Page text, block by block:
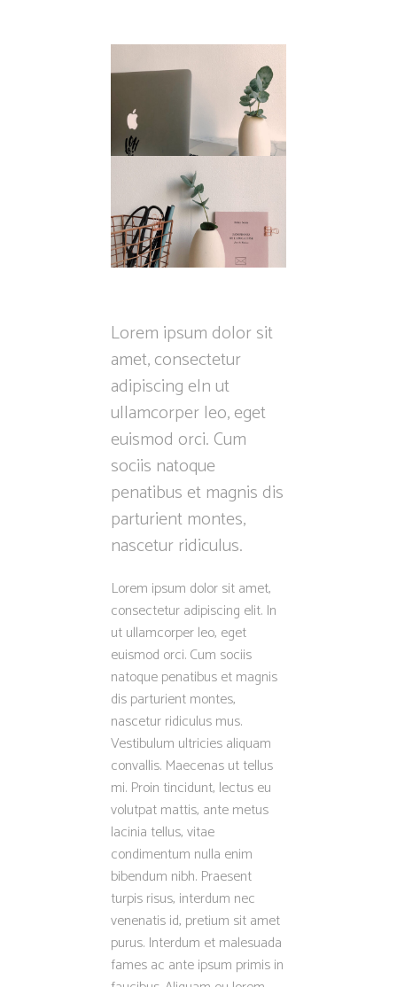
Lorem ipsum dolor sit
amet, consectetur
adipiscing eln ut
ullamcorper leo, eget
euismod orci. Cum
sociis natoque
penatibus et magnis dis
parturient montes,
nascetur ridiculus.
Lorem ipsum dolor sit amet,
consectetur adipiscing elit. In
ut ullamcorper leo, eget
euismod orci. Cum sociis
natoque penatibus et magnis
dis parturient montes,
nascetur ridiculus mus.
Vestibulum ultricies aliquam
convallis. Maecenas ut tellus
mi. Proin tincidunt, lectus eu
volutpat mattis, ante metus
lacinia tellus, vitae
condimentum nulla enim
bibendum nibh. Praesent
turpis risus, interdum nec
venenatis id, pretium sit amet
purus. Interdum et malesuada
fames ac ante ipsum primis in